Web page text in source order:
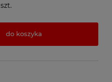
szt.
do koszyka